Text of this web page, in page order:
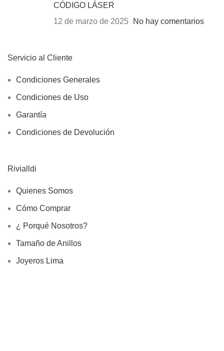
CÓDIGO LÁSER
12 de marzo de 2025
No hay comentarios
Servicio al Cliente
Condiciones Generales
Condiciones de Uso
Garantía
Condiciones de Devolución
Rivialldi
Quienes Somos
Cómo Comprar
¿ Porqué Nosotros?
Tamaño de Anillos
Joyeros Lima